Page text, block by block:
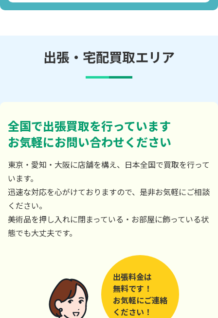
出張・宅配買取エリア
全国で出張買取を行っています
お気軽にお問い合わせください
東京・愛知・大阪に店舗を構え、日本全国で買取を行って
います。
迅速な対応を心がけておりますので、是非お気軽にご相談
ください。
美術品を押し入れに閉まっている・お部屋に飾っている状
態でも大丈夫です。
出張料金は
無料です！
お気軽にご連絡
ください！